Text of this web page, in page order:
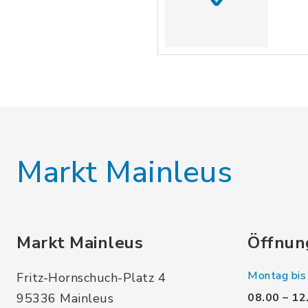
Markt Mainleus
Markt Mainleus
Fritz-Hornschuch-Platz 4
95336 Mainleus
Montag
08.00 –